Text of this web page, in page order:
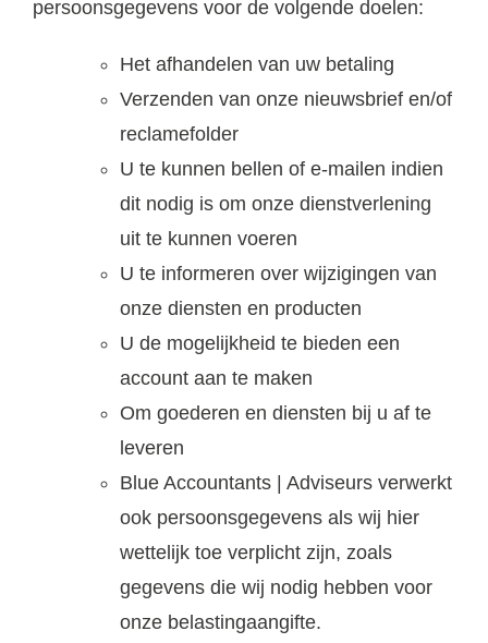
persoonsgegevens voor de volgende doelen:
Het afhandelen van uw betaling
Verzenden van onze nieuwsbrief en/of
reclamefolder
U te kunnen bellen of e-mailen indien
dit nodig is om onze dienstverlening
uit te kunnen voeren
U te informeren over wijzigingen van
onze diensten en producten
U de mogelijkheid te bieden een
account aan te maken
Om goederen en diensten bij u af te
leveren
Blue Accountants | Adviseurs verwerkt
ook persoonsgegevens als wij hier
wettelijk toe verplicht zijn, zoals
gegevens die wij nodig hebben voor
onze belastingaangifte.